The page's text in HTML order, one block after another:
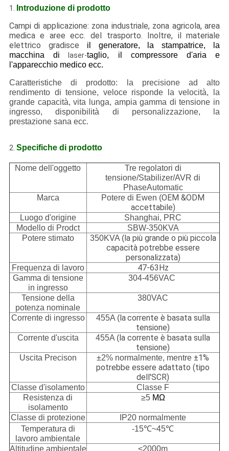
1. Introduzione di prodotto
Campi di applicazione: zona industriale, zona agricola, area
medica e aree ecc. del trasporto. Inoltre, il materiale
elettrico gradisce
il generatore, la stampatrice, la
macchina di laser-taglio, il compressore d'aria e
l'apparecchio medico ecc.
Caratteristiche di prodotto: la precisione ad alto
rendimento di tensione, veloce risponde la velocità, la
grande capacità, vita lunga, ampia gamma di tensione in
ingresso, disponibilità di personalizzazione, la
prestazione sana ecc.
2. Specifiche di prodotto
Nome dell'oggetto
Tre regolatori di
tensione/Stabilizer/AVR di
PhaseAutomatic
Marca
Potere di Ewen (OEM &ODM
accettabile)
Luogo d'origine
Shanghai, PRC
Modello di Prodct
SBW-350KVA
Potere stimato
350KVA (la più grande o più piccola
capacità potrebbe essere
personalizzata)
Frequenza di lavoro 47-63Hz
Gamma di tensione
in ingresso
304-456VAC
Tensione della
potenza nominale
380VAC
Corrente di ingresso 455A (lacorrente è basata sulla
tensione)
Corrente d'uscita 455A ( la corrente è basata sulla
tensione)
Uscita Precison ±2% normalmente, mentre ±1%
potrebbe essere adattato (tipo
dell'SCR)
Classe d'isolamento
Classe F
Resistenza di
isolamento
≥5 MΩ
Classe di protezione
IP20 normalmente
Temperatura di
lavoro ambientale
-15℃~45℃
Altitudine ambientale <2000m